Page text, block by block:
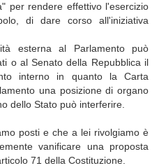
per rendere effettivo l'esercizio
di dare corso all'iniziativa
esterna al Parlamento può
o al Senato della Repubblica il
interno in quanto la Carta
una posizione di organo
dello Stato può interferire.
posti e che a lei rivolgiamo è
vanificare una proposta
71 della Costituzione.